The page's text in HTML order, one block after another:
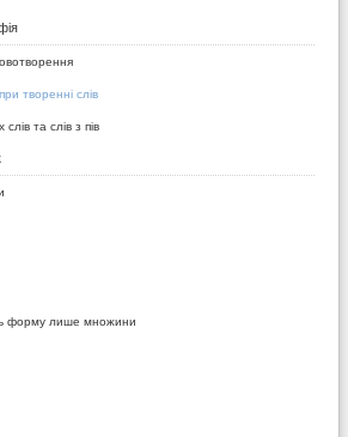
творенні слів
та слів з пів
форму лише множини